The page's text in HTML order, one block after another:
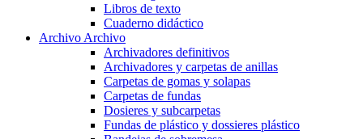
Libros de texto
Cuaderno didáctico
Archivo Archivo
Archivadores definitivos
Archivadores y carpetas de anillas
Carpetas de gomas y solapas
Carpetas de fundas
Dosieres y subcarpetas
Fundas de plástico y dossieres plástico